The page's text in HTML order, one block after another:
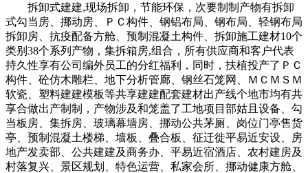
拆卸式建建,现场拆卸，节能环保，次要制制产物有拆卸
式勾当房、挪动房、ＰＣ构件、钢铝布局、钢布局、轻钢布局
拆卸房、抗疫配备方舱、预制混凝土构件、拆卸施工建材10个
类别38个系列产物，集拆箱房,组合，所有供应商和客户代表
持久性享有公司编外员工的分红福利，同时，扶植投产了ＰＣ
构件、砼仿木雕栏、地下分析管廊、钢丝石笼网、ＭＣＭＳＭ
软瓷、塑料建建模板等共享建建配套建材出产线个地市均有共
享合做出产制制，产物涉及和笼盖了工地项目部姑且设备、勾
当板房、集拆房、玻璃幕墙房、挪动公共茅厕、岗位门亭售货
亭、预制混凝土楼梯、墙板、叠合板、征迁徙平易近安设、房
地产发卖部、公共建建及商务办、平易近宿酒店、农村建房及
村落复兴、景区规划、特色运营、私家会所、挪动健康方舱、